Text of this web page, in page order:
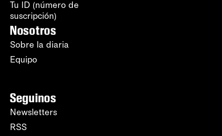
Tu ID (número de
suscripción)
Nosotros
Sobre la diaria
Equipo
Seguinos
Newsletters
RSS